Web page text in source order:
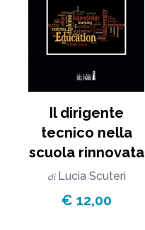
Il dirigente
tecnico nella
scuola rinnovata
di Lucia Scuteri
€ 12,00